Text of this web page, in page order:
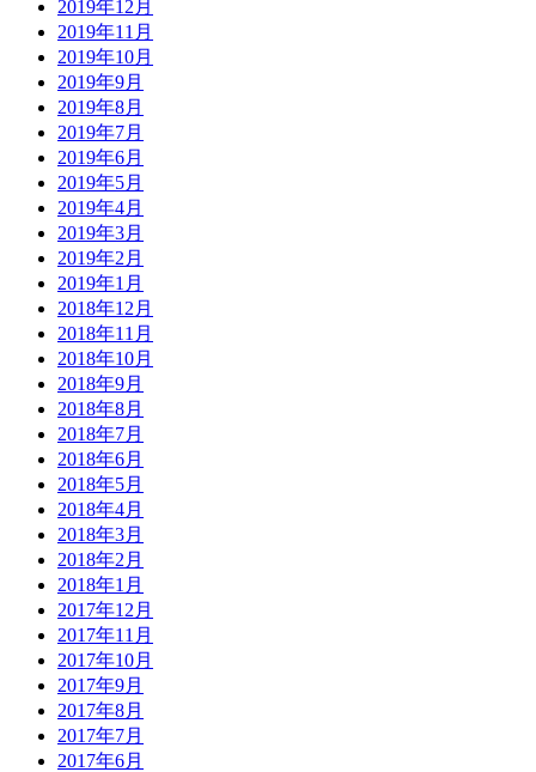
2019年12月
2019年11月
2019年10月
2019年9月
2019年8月
2019年7月
2019年6月
2019年5月
2019年4月
2019年3月
2019年2月
2019年1月
2018年12月
2018年11月
2018年10月
2018年9月
2018年8月
2018年7月
2018年6月
2018年5月
2018年4月
2018年3月
2018年2月
2018年1月
2017年12月
2017年11月
2017年10月
2017年9月
2017年8月
2017年7月
2017年6月